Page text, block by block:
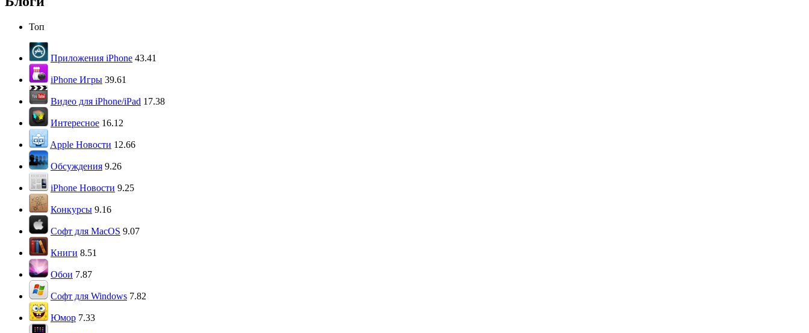
Топ
Приложения iPhone 43.41
iPhone Игры 39.61
Видео для iPhone/iPad 17.38
Интересное 16.12
Apple Новости 12.66
Обсуждения 9.26
iPhone Новости 9.25
Конкурсы 9.16
Софт для MacOS 9.07
Книги 8.51
Обои 7.87
Софт для Windows 7.82
Юмор 7.33